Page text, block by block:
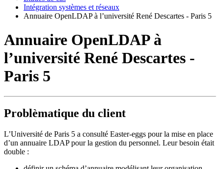
Intégration systèmes et réseaux
Annuaire OpenLDAP à l’université René Descartes - Paris 5
Annuaire OpenLDAP à
l’université René Descartes -
Paris 5
Problèmatique du client
L’Université de Paris 5 a consulté Easter-eggs pour la mise en place
d’un annuaire LDAP pour la gestion du personnel. Leur besoin était
double :